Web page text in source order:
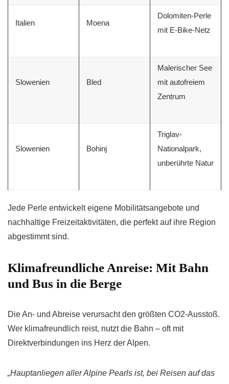
Italien Moena
Dolomiten-Perle
mit E-Bike-Netz
Slowenien Bled
Malerischer See
mit autofreiem
Zentrum
Slowenien Bohinj
Triglav-
Nationalpark,
unberührte Natur
Jede Perle entwickelt eigene Mobilitätsangebote und
nachhaltige Freizeitaktivitäten, die perfekt auf ihre Region
abgestimmt sind.
Klimafreundliche Anreise: Mit Bahn
und Bus in die Berge
Die An- und Abreise verursacht den größten CO2-Ausstoß.
Wer klimafreundlich reist, nutzt die Bahn – oft mit
Direktverbindungen ins Herz der Alpen.
„Hauptanliegen aller Alpine Pearls ist, bei Reisen auf das